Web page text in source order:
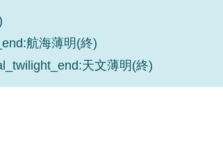
航海薄明(終)
天文薄明(終)